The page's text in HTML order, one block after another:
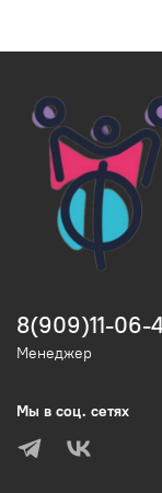
8(909)11-06-
Менеджер
Мы в соц. сетях